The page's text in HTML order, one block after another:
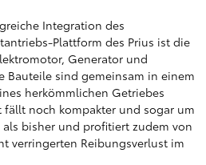
Integration des
Plattform des Prius ist die
Generator und
Bauteile sind gemeinsam in einem
herkömmlichen Getriebes
noch kompakter und sogar um
bisher und profitiert zudem von
verringerten Reibungsverlust im